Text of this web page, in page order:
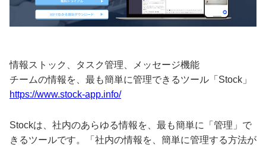
情報ストック、タスク管理、メッセージ機能
チームの情報を、最も簡単に管理できるツール「Stock」
https://www.stock-app.info/
Stockは、社内のあらゆる情報を、最も簡単に「管理」で
きるツールです。「社内の情報を、簡単に管理する方法が